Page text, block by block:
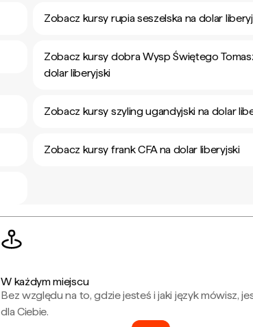
Zobacz kursy rupia seszelska na dolar
Zobacz kursy dobra Wysp Świętego
dolar liberyjski
Zobacz kursy szyling ugandyjski na dolar
Zobacz kursy frank CFA na dolar liberyjski
W każdym miejscu
Bez względu na to, gdzie jesteś i jaki język mówisz,
dla Ciebie.